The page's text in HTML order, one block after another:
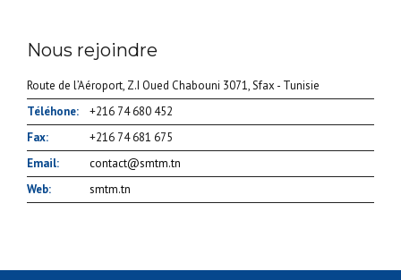
Nous rejoindre
Route de l’Aéroport, Z.I Oued Chabouni 3071, Sfax - Tunisie
Téléhone:
+216 74 680 452
Fax:
+216 74 681 675
Email:
contact@smtm.tn
Web:
smtm.tn